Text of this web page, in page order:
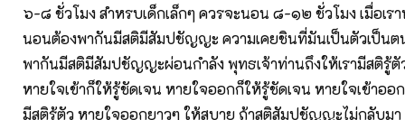
๖-๘ ชั่วโมง สำหรบเด็กเล็กๆ ควรจะนอน ๘-๑๒ ชั่วโมง เมื่อเร
นอนต้องพากันมีสติมีสัมปชัญญะ ความเคยชินที่มันเป็นตัวเป็น
พากันมีสติมีสัมปชัญญะผ่อนกำลัง พุทธเจ้าท่านถึงให้เรามีสติรู้
หายใจเข้าก็ให้รู้ชัดเจน หายใจออกก็ให้รู้ชัดเจน หายใจเข้าออก
มีสติรู้ตัว หายใจออกยาวๆ ให้สบาย ถ้าสติสัมปชัญญะไม่กลับม